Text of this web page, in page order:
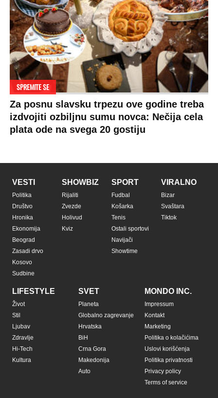
SPREMITE SE
Za posnu slavsku trpezu ove godine treba
izdvojiti ozbiljnu sumu novca: Nečija cela
plata ode na svega 20 gostiju
VESTI
Politika
Društvo
Hronika
Ekonomija
Beograd
Zasadi drvo
Kosovo
Sudbine
SHOWBIZ
Rijaliti
Zvezde
Holivud
Kviz
SPORT
Fudbal
Košarka
Tenis
Ostali sportovi
Navijači
Showtime
VIRALNO
Bizar
Svaštara
Tiktok
LIFESTYLE
Život
Stil
Ljubav
Zdravlje
Hi-Tech
Kultura
SVET
Planeta
Globalno zagrevanje
Hrvatska
BiH
Crna Gora
Makedonija
Auto
MONDO INC.
Impressum
Kontakt
Marketing
Politika o kolačićima
Uslovi korišćenja
Politika privatnosti
Privacy policy
Terms of service